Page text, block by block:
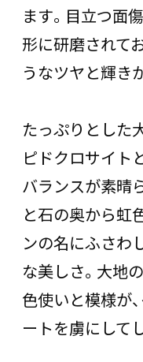
ます。目立つ面
形に研磨されて
うなツヤと輝き
たっぷりとした
ピドクロサイト
バランスが素晴
と石の奥から虹
ンの名にふさわ
な美しさ。大地
色使いと模様が
ートを虜にして